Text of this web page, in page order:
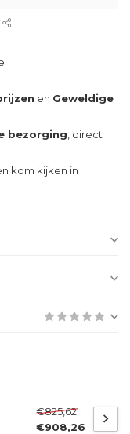
en Geweldige
bezorging , direct
kom kijken in
€825,62
€908,26